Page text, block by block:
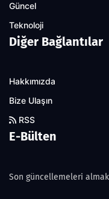
Güncel
Teknoloji
Diğer Bağlantılar
Hakkımızda
Bize Ulaşın
RSS
E-Bülten
Son güncellemeleri